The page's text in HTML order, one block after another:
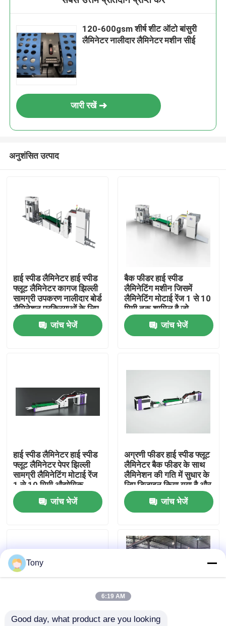
घर
गुणवत्ता नियंत्रण
हमसे संपर्क करें
मामले
बांसुरी लैमिनेटर मशीन
120-600gsm शीर्ष शीट ऑटो बांसुरी
लैमिनेटर नालीदार लैमिनेटर मशीन सीई
जारी रखें
अनुशंसित उत्पाद
हाई स्पीड लैमिनेटर हाई स्पीड
फ्लूट लैमिनेटर कागज झिल्ली
सामग्री उपकरण नालीदार बोर्ड
लैमिनेशन प्रक्रियाओं के लिए
जांच भेजें
बैक फीडर हाई स्पीड
लैमिनेटिंग मशीन जिसमें
लैमिनेटिंग मोटाई रेंज 1 से 10
मिमी तक शामिल है जो
लगातार आउटपुट के लिए
डिज़ाइन की गई हैजांच भेजें
हाई स्पीड लैमिनेटर हाई स्पीड
फ्लूट लैमिनेटर पेपर झिल्ली
सामग्री लैमिनेटिंग मोटाई रेंज
1 से 10 मिमी औद्योगिक
पैकेजिंग उपकरण
जांच भेजें
अग्रणी फीडर हाई स्पीड फ्लूट
लैमिनेटर बैक फीडर के साथ
लैमिनेशन की गति में सुधार के
लिए डिज़ाइन किया गया है और
कार्टन पैकेजिंग में
जांच भेजें
Tony
6:19 AM
Good day, what product are you looking